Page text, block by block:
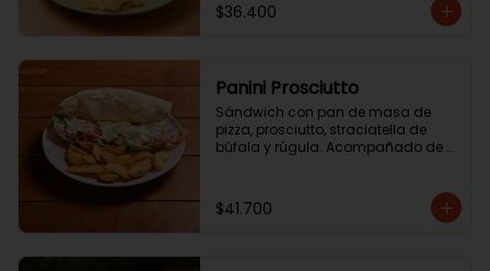
$36.400
Panini Prosciutto
Sándwich con pan de masa de
pizza, prosciutto, straciatella de
búfala y rúgula. Acompañado de
$41.700